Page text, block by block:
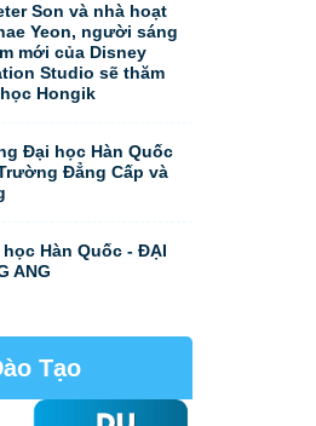
Son và nhà hoạt
Yeon, người sáng
mới của Disney
Studio sẽ thăm
Hongik
Đại học Hàn Quốc
Đẳng Cấp và
Hàn Quốc - ĐẠI
ANG
Tạo